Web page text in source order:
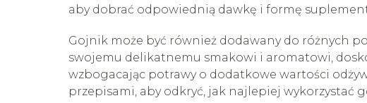
aby dobrać odpowiednią dawkę i formę
Gojnik może być również dodawany do różnych
swojemu delikatnemu smakowi i aromatowi,
wzbogacając potrawy o dodatkowe wartości
przepisami, aby odkryć, jak najlepiej wykorzystać